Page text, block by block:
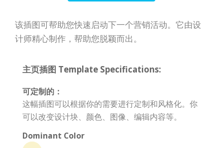
该插图可帮助您快速启动下一个营销活动。它由设
计师精心制作，帮助您脱颖而出。
主页插图 Template Specifications:
可定制的：
这幅插图可以根据你的需要进行定制和风格化。你
可以改变设计块、颜色、图像、编辑内容等。
Dominant Color